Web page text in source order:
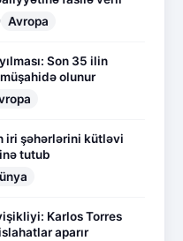
Avropa
Son 35 ilin
olunur
iri şəhərlərini kütləvi
tutub
Karlos Torres
aparır